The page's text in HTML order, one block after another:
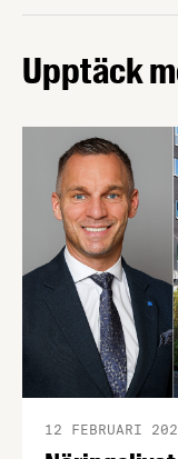
Upptäck
12 FEBRUARI